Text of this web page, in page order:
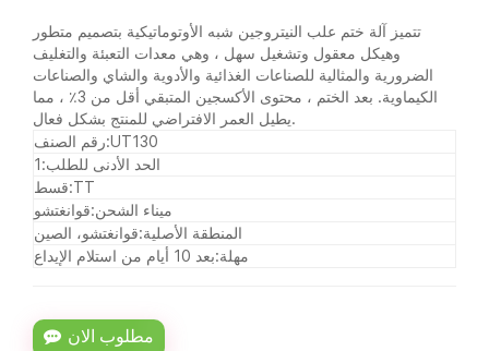
تتميز آلة ختم علب النيتروجين شبه الأوتوماتيكية بتصميم متطور
وهيكل معقول وتشغيل سهل ، وهي معدات التعبئة والتغليف
الضرورية والمثالية للصناعات الغذائية والأدوية والشاي والصناعات
الكيماوية. بعد الختم ، محتوى الأكسجين المتبقي أقل من 3٪ ، مما
يطيل العمر الافتراضي للمنتج بشكل فعال.
رقم الصنف:UT130
الحد الأدنى للطلب:1
قسط:TT
ميناء الشحن:قوانغتشو
المنطقة الأصلية:قوانغتشو، الصين
مهلة:بعد 10 أيام من استلام الإيداع
مطلوب الان